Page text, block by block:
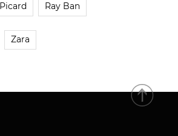
Picard Ray Ban
Zara